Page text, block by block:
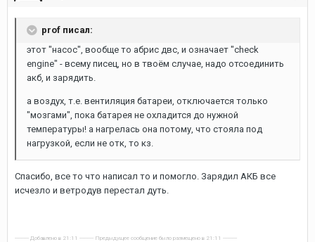
prof писал:
этот "насос", вообще то абрис двс, и означает "check
engine" - всему писец, но в твоём случае, надо отсоединить
акб, и зарядить.
а воздух, т.е. вентиляция батареи, отключается только
"мозгами", пока батарея не охладится до нужной
температуры! а нагрелась она потому, что стояла под
нагрузкой, если не отк, то кз.
Спасибо, все то что написал то и помогло. Зарядил АКБ все
исчезло и ветродув перестал дуть.
---------- Добавлено в 21:11 ---------- Предыдущее сообщение было размещено в 21:11 ----------